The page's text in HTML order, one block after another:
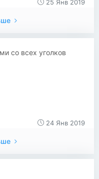
25 Янв 2019
со всех уголков
24 Янв 2019